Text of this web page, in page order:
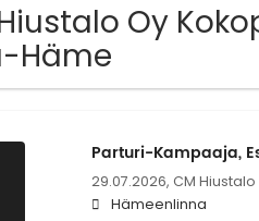
Oy
Häme
Parturi-Kampaaja,
29.07.2026, CM Hiustalo
Hämeenlinna